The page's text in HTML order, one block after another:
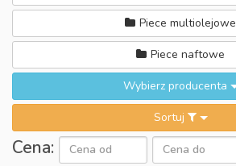
Piece multiolejowe
Piece naftowe
Wybierz producenta
Sortuj
Cena: